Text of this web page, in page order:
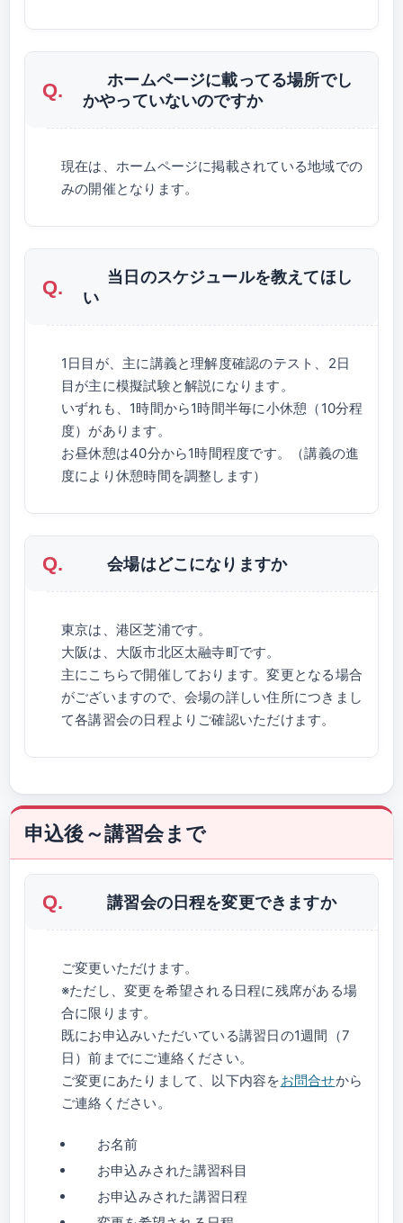
ホームページに載ってる場所でし
かやっていないのですか
現在は、ホームページに掲載されている地域での
みの開催となります。
当日のスケジュールを教えてほし
い
1日目が、主に講義と理解度確認のテスト、2日
目が主に模擬試験と解説になります。
いずれも、1時間から1時間半毎に小休憩（10分程
度）があります。
お昼休憩は40分から1時間程度です。（講義の進
度により休憩時間を調整します）
会場はどこになりますか
東京は、港区芝浦です。
大阪は、大阪市北区太融寺町です。
主にこちらで開催しております。変更となる場合
がございますので、会場の詳しい住所につきまし
て各講習会の日程よりご確認いただけます。
申込後～講習会まで
講習会の日程を変更できますか
ご変更いただけます。
※ただし、変更を希望される日程に残席がある場
合に限ります。
既にお申込みいただいている講習日の1週間（7
日）前までにご連絡ください。
ご変更にあたりまして、以下内容をお問合せから
ご連絡ください。
お名前
お申込みされた講習科目
お申込みされた講習日程